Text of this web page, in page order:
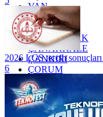
VAN
YALOVA
YOZGAT
ZONGULDAK
ÇANAKKALE
ÇANKIRI
ÇORUM
İSTANBUL
İZMİR
ŞANLIURFA
ŞIRNAK
2026 LGS tercih
6